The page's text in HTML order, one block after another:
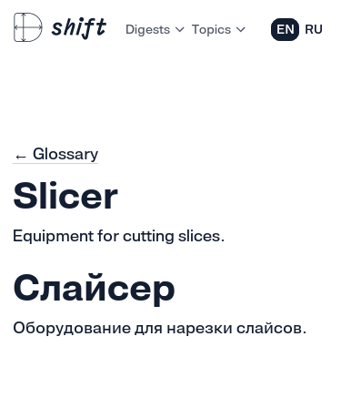
Digests Topics EN RU
← Glossary
Slicer
Equipment for cutting slices.
Слайсер
Оборудование для нарезки слайсов.